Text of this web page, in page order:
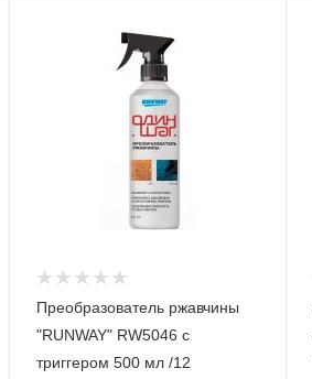
Преобразователь ржавчины
"RUNWAY" RW5046 с
триггером 500 мл /12